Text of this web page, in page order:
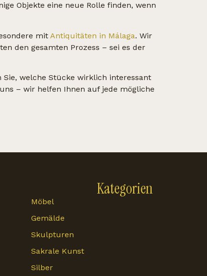
Objekte eine neue Rolle finden, wenn
mit Antiquitäten in Málaga. Wir
den gesamten Prozess – sei es der
welche Stücke wirklich interessant
– wir helfen Ihnen auf jede mögliche
Kategorien
Möbel
Gemälde
Skulpturen
Sakrale Kunst
Silber